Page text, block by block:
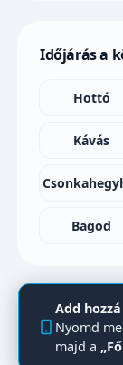
Időjárás a
Hottó
Kávás
Bagod
Add
Nyomd
majd a